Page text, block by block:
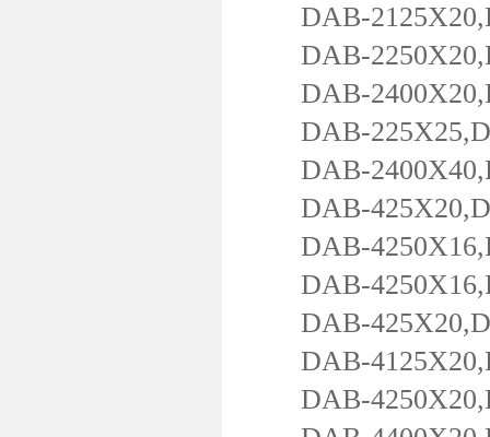
DAB-
DAB-
DAB-
DAB-
DAB-
DAB-
DAB-
DAB-
DAB-
DAB-
DAB-